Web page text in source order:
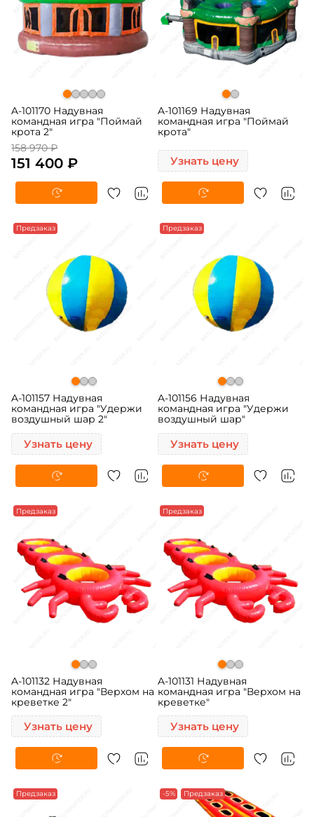
A-101170 Надувная
командная игра "Поймай
крота 2"
158 970 ₽
151 400 ₽
A-101169 Надувная
командная игра "Поймай
крота"
Узнать цену
Предзаказ
A-101157 Надувная
командная игра "Удержи
воздушный шар 2"
Узнать цену
Предзаказ
A-101156 Надувная
командная игра "Удержи
воздушный шар"
Узнать цену
Предзаказ
A-101132 Надувная
командная игра "Верхом на
креветке 2"
Узнать цену
Предзаказ
A-101131 Надувная
командная игра "Верхом на
креветке"
Узнать цену
Предзаказ -5% Предзаказ